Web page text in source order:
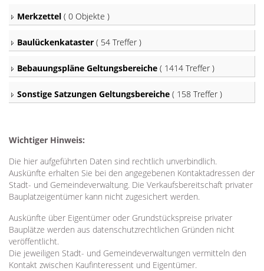
Merkzettel ( 0 Objekte )
Baulückenkataster ( 54 Treffer )
Bebauungspläne Geltungsbereiche ( 1414 Treffer )
Sonstige Satzungen Geltungsbereiche ( 158 Treffer )
Wichtiger Hinweis:
Die hier aufgeführten Daten sind rechtlich unverbindlich.
Auskünfte erhalten Sie bei den angegebenen Kontaktadressen der
Stadt- und Gemeindeverwaltung. Die Verkaufsbereitschaft privater
Bauplatzeigentümer kann nicht zugesichert werden.
Auskünfte über Eigentümer oder Grundstückspreise privater
Bauplätze werden aus datenschutzrechtlichen Gründen nicht
veröffentlicht.
Die jeweiligen Stadt- und Gemeindeverwaltungen vermitteln den
Kontakt zwischen Kaufinteressent und Eigentümer.